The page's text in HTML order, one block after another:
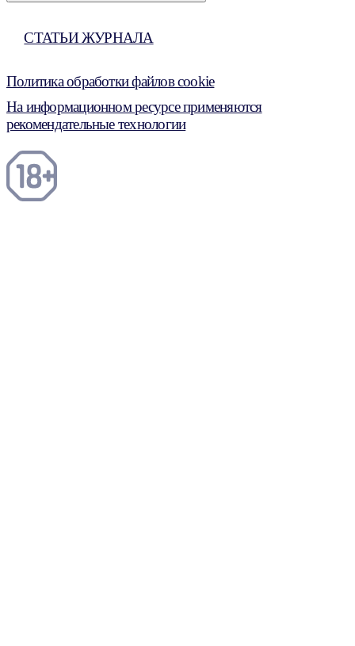
СТАТЬИ ЖУРНАЛА
Политика обработки файлов cookie
На информационном ресурсе применяются
рекомендательные технологии